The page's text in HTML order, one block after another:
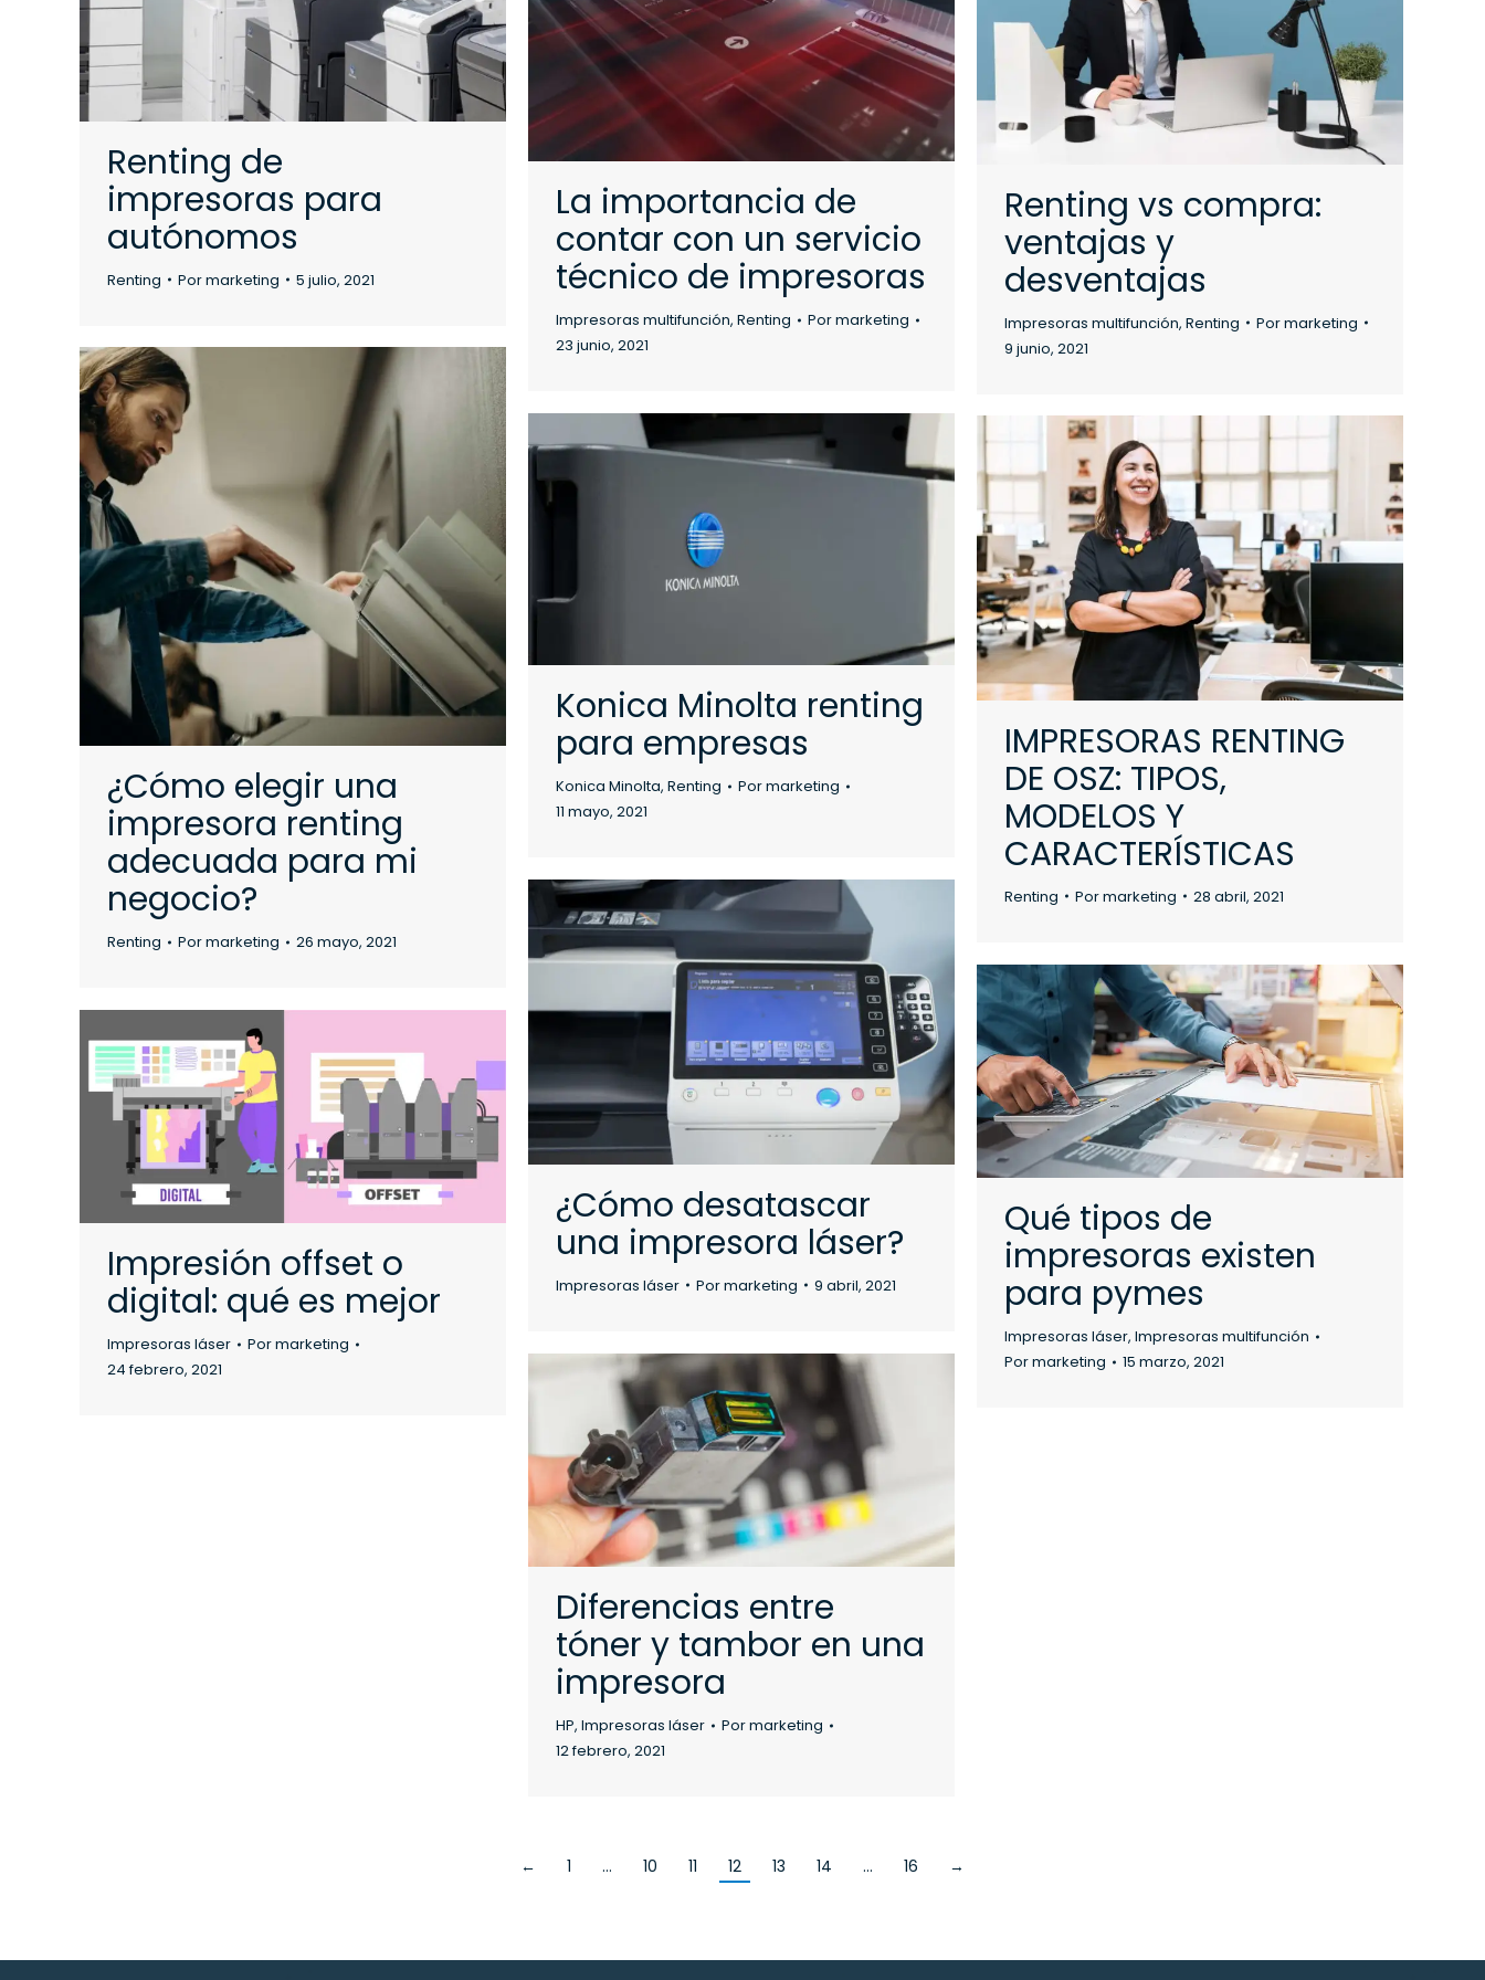
Renting de
impresoras para
autónomos
Renting Pormarketing 5 julio, 2021
La importancia de
contar con un servicio
técnico de impresoras
Impresoras multifunción, Renting Pormarketing
23 junio, 2021
Renting vs compra:
ventajas y
desventajas
Impresoras multifunción, Renting Pormarketing
9 junio, 2021
¿Cómo elegir una
impresora renting
adecuada para mi
negocio?
Renting Pormarketing 26 mayo, 2021
Konica Minolta renting
para empresas
Konica Minolta, Renting Pormarketing
11 mayo, 2021
IMPRESORAS RENTING
DE OSZ: TIPOS,
MODELOS Y
CARACTERÍSTICAS
Renting Pormarketing 28 abril, 2021
¿Cómo desatascar
una impresora láser?
Impresoras láser Pormarketing 9 abril, 2021
Qué tipos de
impresoras existen
para pymes
Impresoras láser, Impresoras multifunción
Pormarketing 15 marzo, 2021
Impresión offset o
digital: qué es mejor
Impresoras láser Pormarketing
24 febrero, 2021
Diferencias entre
tóner y tambor en una
impresora
HP, Impresoras láser Pormarketing
12 febrero, 2021
← 1 … 10 11 12 13 14 … 16 →